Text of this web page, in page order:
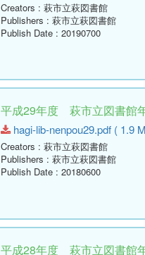
Creators : 萩市立萩図書館
Publishers : 萩市立萩図書館
Publish Date : 20190700
平成29年度 萩市立図書館
hagi-lib-nenpou29.pdf ( 1.9
Creators : 萩市立萩図書館
Publishers : 萩市立萩図書館
Publish Date : 20180600
平成28年度 萩市立図書館